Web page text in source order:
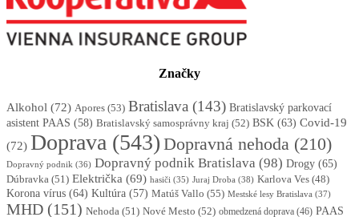
Značky
Alkohol (72) Apores (53) Bratislava (143) Bratislavský parkovací
asistent PAAS (58) Bratislavský samosprávny kraj (52) BSK (63) Covid-19
(72) Doprava (543) Dopravná nehoda (210)
Dopravný podnik (36) Dopravný podnik Bratislava (98) Drogy (65)
Dúbravka (51) Električka (69) hasiči (35) Juraj Droba (38) Karlova Ves (48)
Korona vírus (64) Kultúra (57) Matúš Vallo (55) Mestské lesy Bratislava (37)
MHD (151) Nehoda (51) Nové Mesto (52) obmedzená doprava (46) PAAS